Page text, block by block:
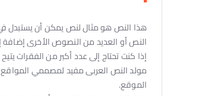
هذا النص هو مثال لنص يمكن أن يستبدل
النص أو العديد من النصوص الأخرى إضافة
إذا كنت تحتاج إلى عدد أكبر من الفقرات
مولد النص العربى مفيد لمصممي
الموقع.